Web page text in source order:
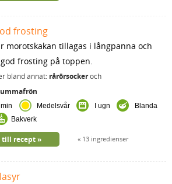
frosting
morotskakan tillagas i långpanna och
frosting på toppen.
bland annat: rårörsockeroch
Medelsvår I ugn
Blanda
Bakverk
13 ingredienser
till recept